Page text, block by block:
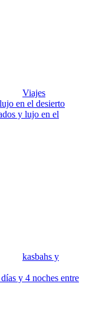
Viajes
en el desierto
y lujo en el
kasbahs y
y 4 noches entre